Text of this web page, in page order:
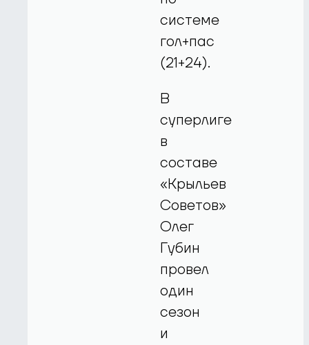
системе
гол+пас
(21+24).
В
суперлиге
в
составе
«Крыльев
Советов»
Олег
Губин
провел
один
сезон
и